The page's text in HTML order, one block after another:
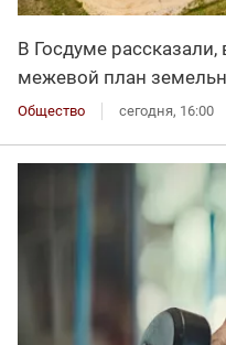
В Госдуме рассказали,
межевой план
Общество сегодня, 16:00